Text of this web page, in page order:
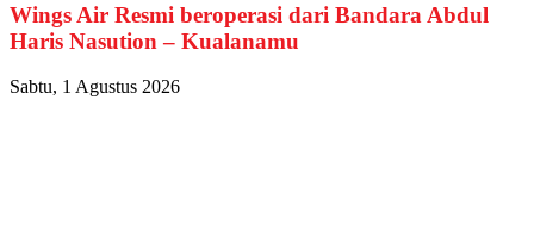
Wings Air Resmi beroperasi dari Bandara Abdul
Haris Nasution – Kualanamu
Sabtu, 1 Agustus 2026